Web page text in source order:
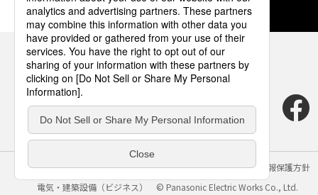
サイトのご利用にあたって クッキーポリシー
個人情報保護方針
電気・建築設備（ビジネス）
© Panasonic Electric Works Co., Ltd.